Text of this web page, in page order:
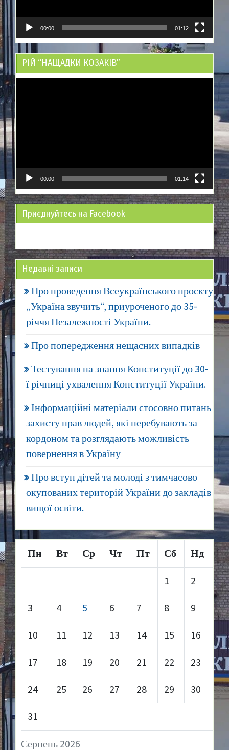
00:00 01:12
РІЙ “НАЩАДКИ КОЗАКІВ”
00:00 01:14
Приєднуйтесь на Facebook
Недавні записи
Про проведення Всеукраїнського проєкту
„Україна звучить“, приуроченого до 35-
річчя Незалежності України.
Про попередження нещасних випадків
Тестування на знання Конституції до 30-
ї річниці ухвалення Конституції України.
Інформаційні матеріали стосовно питань
захисту прав людей, які перебувають за
кордоном та розглядають можливість
повернення в Україну
Про вступ дітей та молоді з тимчасово
окупованих територій України до закладів
вищої освіти.
Серпень 2026
Пн Вт Ср Чт Пт Сб Нд
1 2
3 4 5 6 7 8 9
10 11 12 13 14 15 16
17 18 19 20 21 22 23
24 25 26 27 28 29 30
31